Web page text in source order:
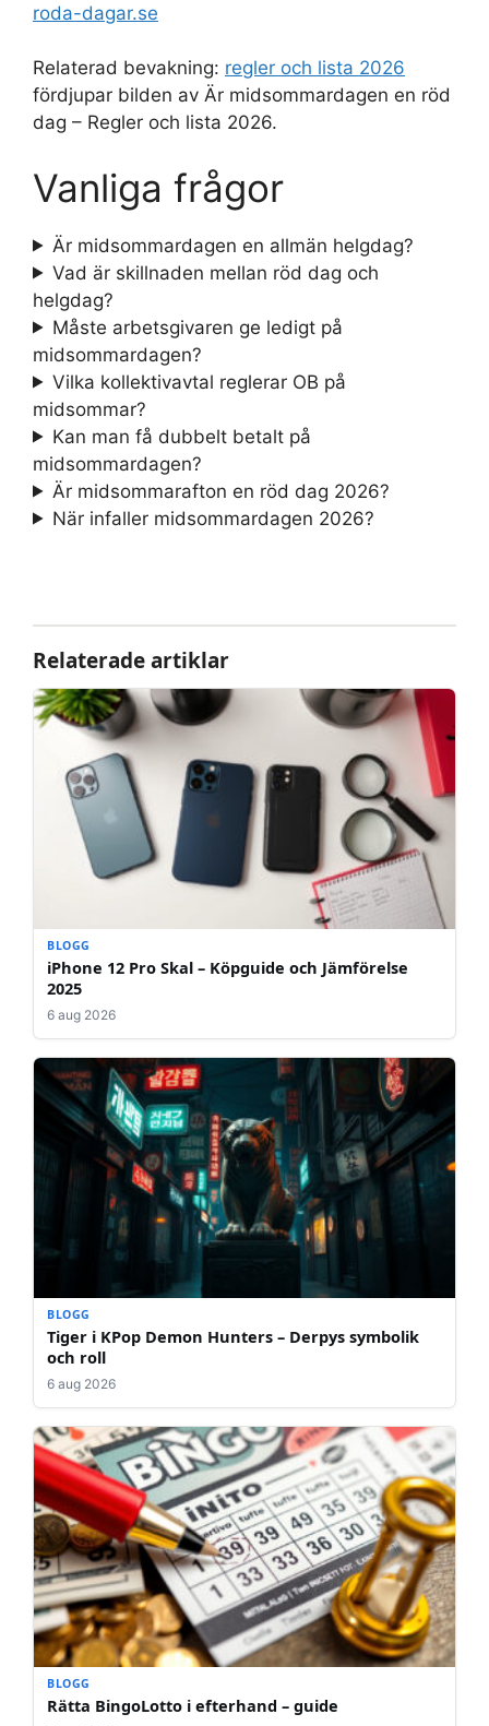
roda-dagar.se
Relaterad bevakning: regler och lista 2026
fördjupar bilden av Är midsommardagen en röd
dag – Regler och lista 2026.
Vanliga frågor
Är midsommardagen en allmän helgdag?
Vad är skillnaden mellan röd dag och
helgdag?
Måste arbetsgivaren ge ledigt på
midsommardagen?
Vilka kollektivavtal reglerar OB på
midsommar?
Kan man få dubbelt betalt på
midsommardagen?
Är midsommarafton en röd dag 2026?
När infaller midsommardagen 2026?
Relaterade artiklar
BLOGG
iPhone 12 Pro Skal – Köpguide och Jämförelse
2025
6 aug 2026
BLOGG
Tiger i KPop Demon Hunters – Derpys symbolik
och roll
6 aug 2026
BLOGG
Rätta BingoLotto i efterhand – guide